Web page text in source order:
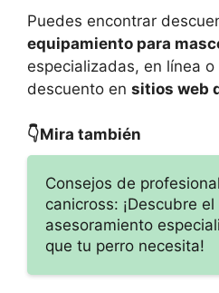
Puedes encontrar
equipamiento para
especializadas, en línea
descuento en sitios web
👇Mira también
Consejos de
canicross: ¡Descubre el
asesoramiento
que tu perro necesita!